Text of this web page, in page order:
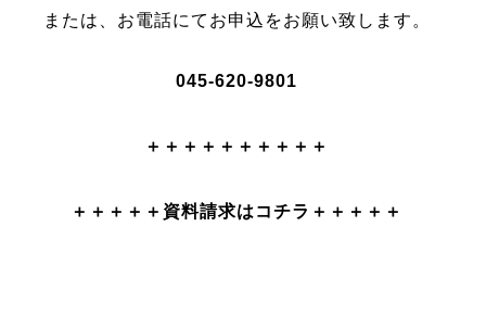
または、お電話にてお申込をお願い致します。
045-620-9801
＋＋＋＋＋＋＋＋＋＋
＋＋＋＋＋資料請求はコチラ＋＋＋＋＋